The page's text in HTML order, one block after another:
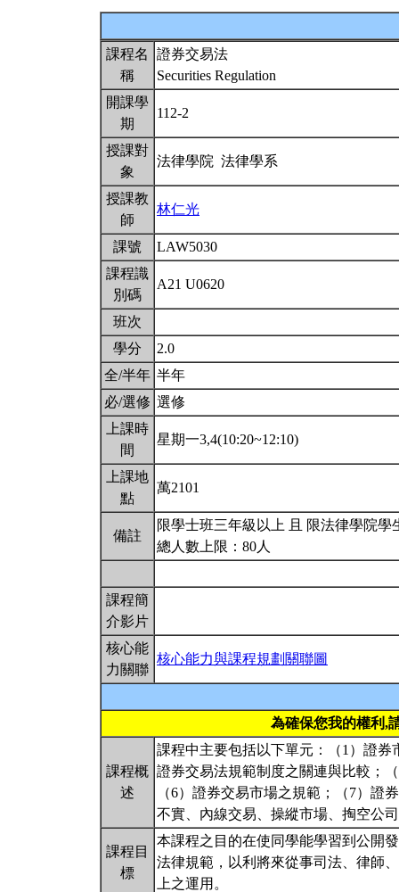
課程名
稱
證券交易法
Securities Regulation
開課學
期
112-2
授課對
象
法律學院 法律學系
授課教
師
林仁光
課號
LAW5030
課程識
別碼
A21 U0620
班次
學分
2.0
全/半年 半年
必/選修 選修
上課時
間
星期一3,4(10:20~12:10)
上課地
點
萬2101
備註
限學士班三年級以上 且 限法律學院學
總人數上限：80人
課程簡
介影片
核心能
力關聯
核心能力與課程規劃關聯圖
為確保您我的權利,
課程概
述
課程中主要包括以下單元：（1）證
證券交易法規範制度之關連與比較；
（6）證券交易市場之規範；（7）證
不實、內線交易、操縱市場、掏空公
課程目
標
本課程之目的在使同學能學習到公開
法律規範，以利將來從事司法、律師
上之運用。